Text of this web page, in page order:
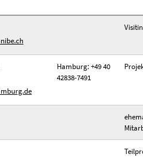
Hamburg: +49 40
42838-7491